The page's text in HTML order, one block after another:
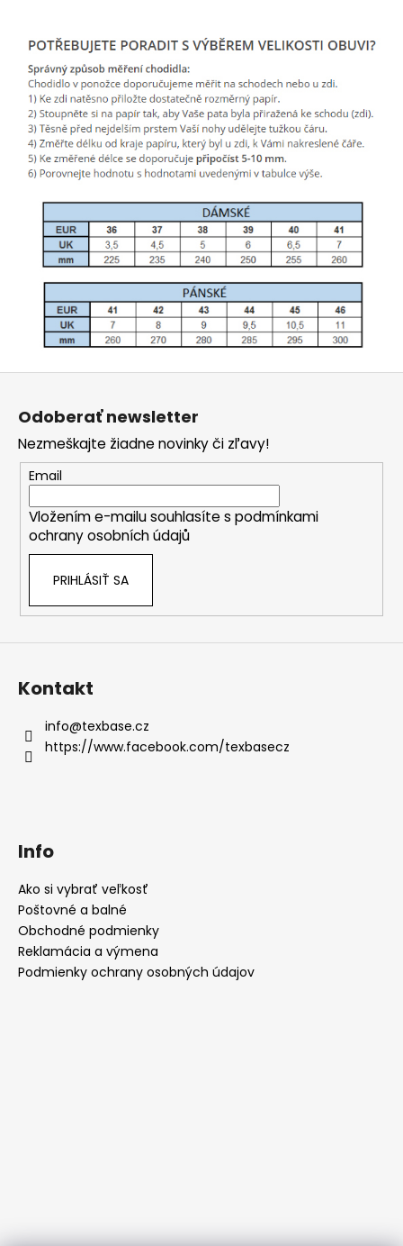
Z
Odoberať newsletter
Nezmeškajte žiadne novinky či zľavy!
Email
Vložením e-mailu souhlasíte s podmínkami
ochrany osobních údajů
PRIHLÁSIŤ SA
Kontakt
info@texbase.cz
https://www.facebook.com/texbasecz
Info
Ako si vybrať veľkosť
Poštovné a balné
Obchodné podmienky
Reklamácia a výmena
Podmienky ochrany osobných údajov